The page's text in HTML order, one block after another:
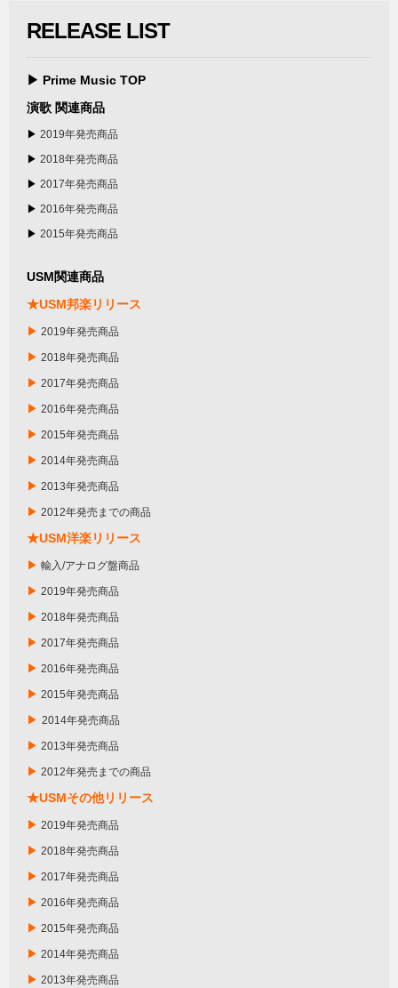
RELEASE LIST
▶ Prime Music TOP
演歌 関連商品
▶ 2019年発売商品
▶ 2018年発売商品
▶ 2017年発売商品
▶ 2016年発売商品
▶ 2015年発売商品
USM関連商品
★USM邦楽リリース
▶ 2019年発売商品
▶ 2018年発売商品
▶ 2017年発売商品
▶ 2016年発売商品
▶ 2015年発売商品
▶ 2014年発売商品
▶ 2013年発売商品
▶ 2012年発売までの商品
★USM洋楽リリース
▶ 輸入/アナログ盤商品
▶ 2019年発売商品
▶ 2018年発売商品
▶ 2017年発売商品
▶ 2016年発売商品
▶ 2015年発売商品
▶ 2014年発売商品
▶ 2013年発売商品
▶ 2012年発売までの商品
★USMその他リリース
▶ 2019年発売商品
▶ 2018年発売商品
▶ 2017年発売商品
▶ 2016年発売商品
▶ 2015年発売商品
▶ 2014年発売商品
▶ 2013年発売商品